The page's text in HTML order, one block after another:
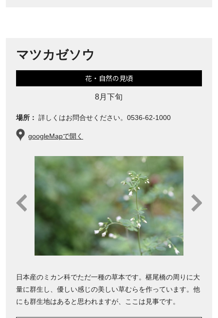
マツカゼソウ
花・自然の見頃
8月下旬
場所： 詳しくはお問合せください。0536-62-1000
googleMapで開く
日本産のミカン科でただ一種の草本です。椹尾橋の周りに大
量に群生し、優しい感じの美しい草むらを作っています。他
にも群生地はあると思われますが、ここは見事です。